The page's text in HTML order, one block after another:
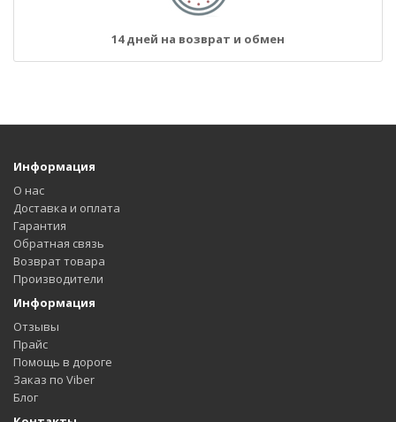
14 дней на возврат и обмен
Информация
О нас
Доставка и оплата
Гарантия
Обратная связь
Возврат товара
Производители
Информация
Отзывы
Прайс
Помощь в дороге
Заказ по Viber
Блог